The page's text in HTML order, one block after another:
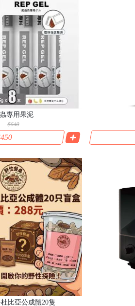
專用果泥
$640
比亞公成體20隻